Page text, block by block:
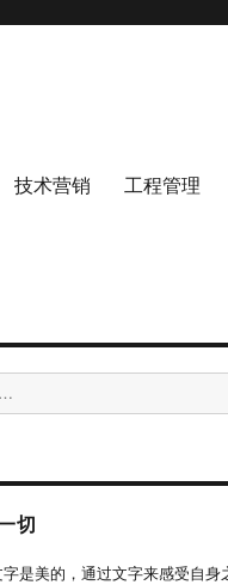
技术营销 工程管理
切
美的，通过文字来感受自身